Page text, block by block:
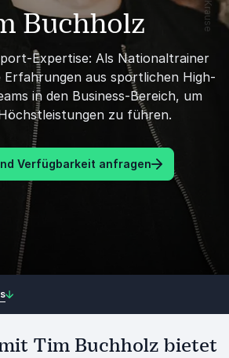
Buchholz
Expertise: Als Nationaltrainer
aus sportlichen High-
in den Business-Bereich, um
zu führen.
Verfügbarkeit anfragen
Tim Buchholz bietet